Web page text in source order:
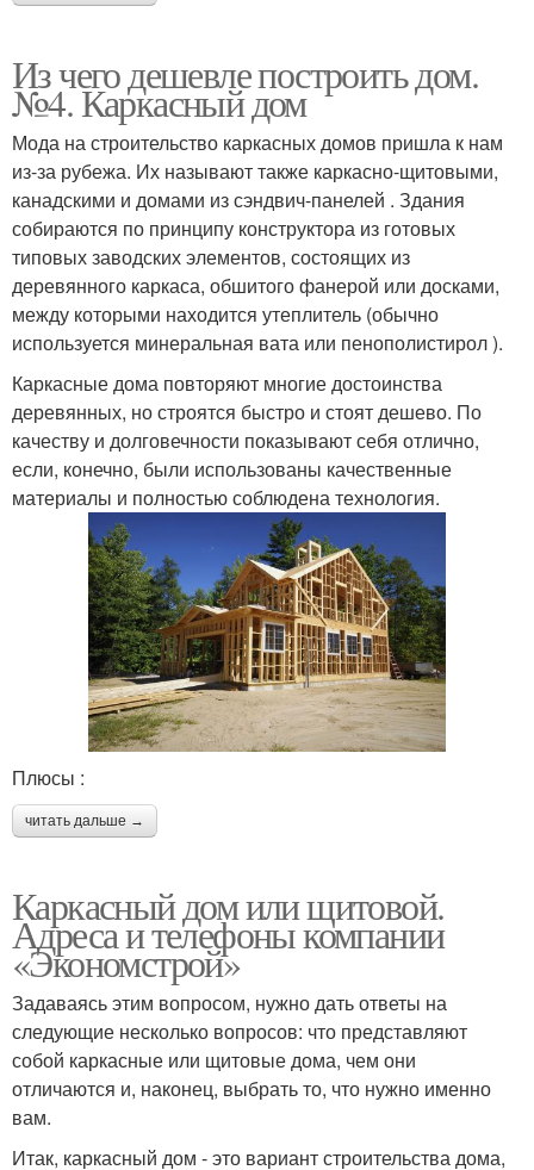
Из чего дешевле построить дом.
№4. Каркасный дом
Мода на строительство каркасных домов пришла к нам
из-за рубежа. Их называют также каркасно-щитовыми,
канадскими и домами из сэндвич-панелей . Здания
собираются по принципу конструктора из готовых
типовых заводских элементов, состоящих из
деревянного каркаса, обшитого фанерой или досками,
между которыми находится утеплитель (обычно
используется минеральная вата или пенополистирол ).
Каркасные дома повторяют многие достоинства
деревянных, но строятся быстро и стоят дешево. По
качеству и долговечности показывают себя отлично,
если, конечно, были использованы качественные
материалы и полностью соблюдена технология.
Плюсы :
читать дальше →
Каркасный дом или щитовой.
Адреса и телефоны компании
«Экономстрой»
Задаваясь этим вопросом, нужно дать ответы на
следующие несколько вопросов: что представляют
собой каркасные или щитовые дома, чем они
отличаются и, наконец, выбрать то, что нужно именно
вам.
Итак, каркасный дом - это вариант строительства дома,